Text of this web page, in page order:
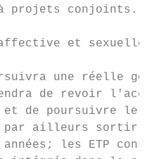
à projets conjoints.
et sexuelle
une réelle
de revoir l'accord
et de poursuivre le
par ailleurs sortir
les ETP